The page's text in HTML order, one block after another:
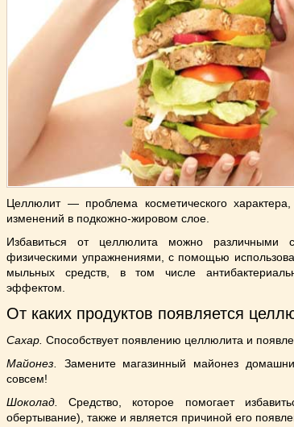
Целлюлит — проблема косметического характера,
изменений в подкожно-жировом слое.
Избавиться от целлюлита можно различными
физическими упражнениями, с помощью
мыльных средств, в том числе
эффектом.
От каких продуктов появляется
Сахар. Способствует появлению целлюлита и
Майонез.
Замените магазинный майонез
совсем!
Шоколад.
Средство, которое помогает
обертывание), также и является причиной его